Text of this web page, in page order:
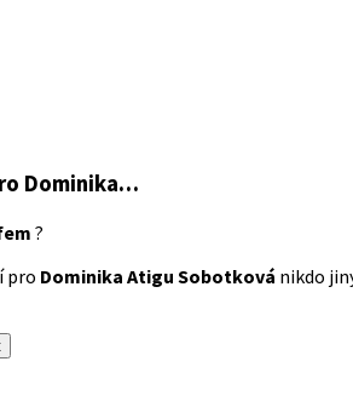
Dominika…
?
pro Dominika Atigu Sobotková nikdo